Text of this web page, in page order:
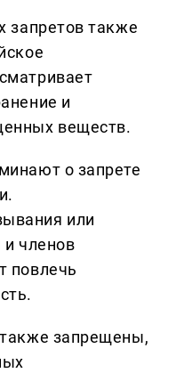
запретов также
и
веществ.
о запрете
или
и членов
повлечь
запрещены,